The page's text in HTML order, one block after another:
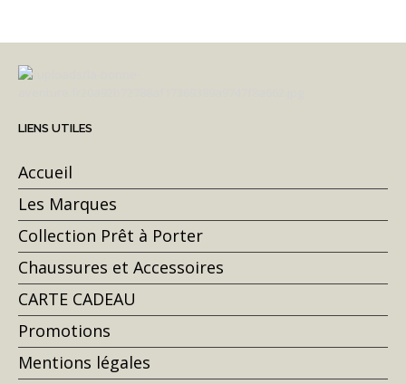
LIENS UTILES
Accueil
Les Marques
Collection Prêt à Porter
Chaussures et Accessoires
CARTE CADEAU
Promotions
Mentions légales